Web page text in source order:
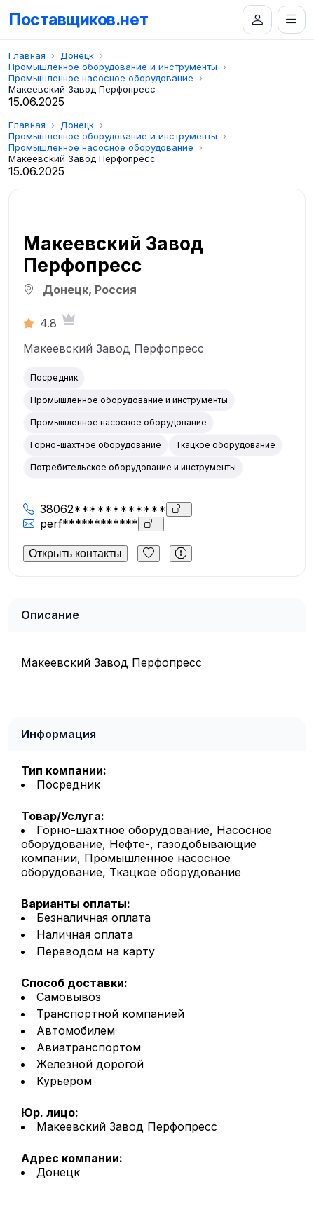
Поставщиков.нет
Главная
Донецк
Промышленное оборудование и инструменты
Промышленное насосное оборудование
Макеевский Завод Перфопресс
15.06.2025
Главная
Донецк
Промышленное оборудование и инструменты
Промышленное насосное оборудование
Макеевский Завод Перфопресс
15.06.2025
Макеевский Завод
Перфопресс
Донецк, Россия
4.8
Макеевский Завод Перфопресс
Посредник
Промышленное оборудование и инструменты
Промышленное насосное оборудование
Горно-шахтное оборудование Ткацкое оборудование
Потребительское оборудование и инструменты
38062************
perf************
Открыть контакты
Описание
Макеевский Завод Перфопресс
Информация
Тип компании:
Посредник
Товар/Услуга:
Горно-шахтное оборудование, Насосное
оборудование, Нефте-, газодобывающие
компании, Промышленное насосное
оборудование, Ткацкое оборудование
Варианты оплаты:
Безналичная оплата
Наличная оплата
Переводом на карту
Способ доставки:
Самовывоз
Транспортной компанией
Автомобилем
Авиатранспортом
Железной дорогой
Курьером
Юр. лицо:
Макеевский Завод Перфопресс
Адрес компании:
Донецк